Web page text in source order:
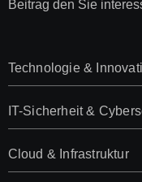
Beitrag den Sie
Technologie &
IT-Sicherheit &
Cloud & Infrastruktur